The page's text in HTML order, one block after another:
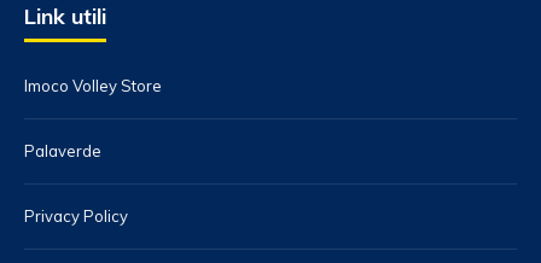
Link utili
Imoco Volley Store
Palaverde
Privacy Policy